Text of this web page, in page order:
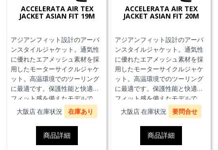
ACCELERATA AIR TEX
JACKET ASIAN FIT 19M
アジアンフィット設計のアーバ
ンスタイルジャケット。通気性
に優れたエアメッシュ素材を採
用したモーターサイクルジャケ
ット。高温環境でのツーリング
に最適です。保護性能と快適な
フィット感を備えたモデルで
す。
大阪店 在庫状況 在庫あり
商品詳細
ACCELERATA AIR TEX
JACKET ASIAN FIT 20M
アジアンフィット設計のアーバ
ンスタイルジャケット。通気性
に優れたエアメッシュ素材を採
用したモーターサイクルジャケ
ット。高温環境でのツーリング
に最適です。保護性能と快適な
フィット感を備えたモデルで
す。
大阪店 在庫状況 要問合せ
商品詳細